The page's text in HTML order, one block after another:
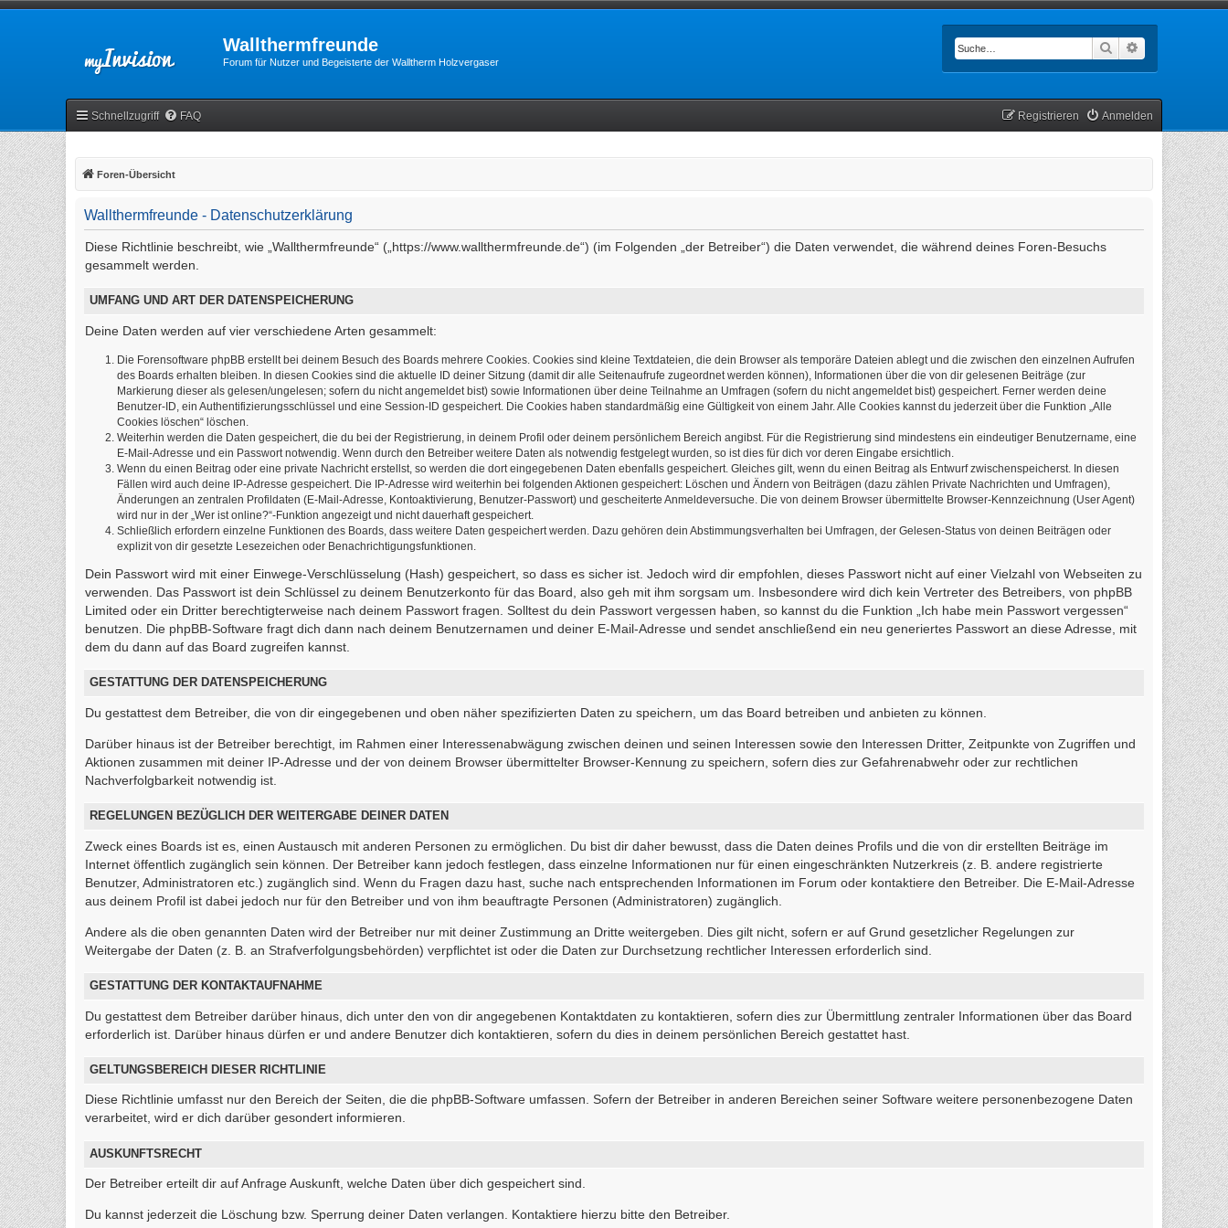
Wallthermfreunde
Forum für Nutzer und Begeisterte der Walltherm Holzvergaser
Suche
Schnellzugriff FAQ Anmelden
Registrieren
Foren-Übersicht
Wallthermfreunde - Datenschutzerklärung
Diese Richtlinie beschreibt, wie „Wallthermfreunde“ („https://www.wallthermfreunde.de“) (im Folgenden „der Betreiber“) die Daten verwendet, die während deines Foren-Besuchs
gesammelt werden.
UMFANG UND ART DER DATENSPEICHERUNG
Deine Daten werden auf vier verschiedene Arten gesammelt:
Die Forensoftware phpBB erstellt bei deinem Besuch des Boards mehrere Cookies. Cookies sind kleine Textdateien, die dein Browser als temporäre Dateien ablegt und die zwischen den einzelnen Aufrufen
des Boards erhalten bleiben. In diesen Cookies sind die aktuelle ID deiner Sitzung (damit dir alle Seitenaufrufe zugeordnet werden können), Informationen über die von dir gelesenen Beiträge (zur
Markierung dieser als gelesen/ungelesen; sofern du nicht angemeldet bist) sowie Informationen über deine Teilnahme an Umfragen (sofern du nicht angemeldet bist) gespeichert. Ferner werden deine
Benutzer-ID, ein Authentifizierungsschlüssel und eine Session-ID gespeichert. Die Cookies haben standardmäßig eine Gültigkeit von einem Jahr. Alle Cookies kannst du jederzeit über die Funktion „Alle
Cookies löschen“ löschen.
Weiterhin werden die Daten gespeichert, die du bei der Registrierung, in deinem Profil oder deinem persönlichem Bereich angibst. Für die Registrierung sind mindestens ein eindeutiger Benutzername, eine
E-Mail-Adresse und ein Passwort notwendig. Wenn durch den Betreiber weitere Daten als notwendig festgelegt wurden, so ist dies für dich vor deren Eingabe ersichtlich.
Wenn du einen Beitrag oder eine private Nachricht erstellst, so werden die dort eingegebenen Daten ebenfalls gespeichert. Gleiches gilt, wenn du einen Beitrag als Entwurf zwischenspeicherst. In diesen
Fällen wird auch deine IP-Adresse gespeichert. Die IP-Adresse wird weiterhin bei folgenden Aktionen gespeichert: Löschen und Ändern von Beiträgen (dazu zählen Private Nachrichten und Umfragen),
Änderungen an zentralen Profildaten (E-Mail-Adresse, Kontoaktivierung, Benutzer-Passwort) und gescheiterte Anmeldeversuche. Die von deinem Browser übermittelte Browser-Kennzeichnung (User Agent)
wird nur in der „Wer ist online?“-Funktion angezeigt und nicht dauerhaft gespeichert.
Schließlich erfordern einzelne Funktionen des Boards, dass weitere Daten gespeichert werden. Dazu gehören dein Abstimmungsverhalten bei Umfragen, der Gelesen-Status von deinen Beiträgen oder
explizit von dir gesetzte Lesezeichen oder Benachrichtigungsfunktionen.
Dein Passwort wird mit einer Einwege-Verschlüsselung (Hash) gespeichert, so dass es sicher ist. Jedoch wird dir empfohlen, dieses Passwort nicht auf einer Vielzahl von Webseiten zu
verwenden. Das Passwort ist dein Schlüssel zu deinem Benutzerkonto für das Board, also geh mit ihm sorgsam um. Insbesondere wird dich kein Vertreter des Betreibers, von phpBB
Limited oder ein Dritter berechtigterweise nach deinem Passwort fragen. Solltest du dein Passwort vergessen haben, so kannst du die Funktion „Ich habe mein Passwort vergessen“
benutzen. Die phpBB-Software fragt dich dann nach deinem Benutzernamen und deiner E-Mail-Adresse und sendet anschließend ein neu generiertes Passwort an diese Adresse, mit
dem du dann auf das Board zugreifen kannst.
GESTATTUNG DER DATENSPEICHERUNG
Du gestattest dem Betreiber, die von dir eingegebenen und oben näher spezifizierten Daten zu speichern, um das Board betreiben und anbieten zu können.
Darüber hinaus ist der Betreiber berechtigt, im Rahmen einer Interessenabwägung zwischen deinen und seinen Interessen sowie den Interessen Dritter, Zeitpunkte von Zugriffen und
Aktionen zusammen mit deiner IP-Adresse und der von deinem Browser übermittelter Browser-Kennung zu speichern, sofern dies zur Gefahrenabwehr oder zur rechtlichen
Nachverfolgbarkeit notwendig ist.
REGELUNGEN BEZÜGLICH DER WEITERGABE DEINER DATEN
Zweck eines Boards ist es, einen Austausch mit anderen Personen zu ermöglichen. Du bist dir daher bewusst, dass die Daten deines Profils und die von dir erstellten Beiträge im
Internet öffentlich zugänglich sein können. Der Betreiber kann jedoch festlegen, dass einzelne Informationen nur für einen eingeschränkten Nutzerkreis (z. B. andere registrierte
Benutzer, Administratoren etc.) zugänglich sind. Wenn du Fragen dazu hast, suche nach entsprechenden Informationen im Forum oder kontaktiere den Betreiber. Die E-Mail-Adresse
aus deinem Profil ist dabei jedoch nur für den Betreiber und von ihm beauftragte Personen (Administratoren) zugänglich.
Andere als die oben genannten Daten wird der Betreiber nur mit deiner Zustimmung an Dritte weitergeben. Dies gilt nicht, sofern er auf Grund gesetzlicher Regelungen zur
Weitergabe der Daten (z. B. an Strafverfolgungsbehörden) verpflichtet ist oder die Daten zur Durchsetzung rechtlicher Interessen erforderlich sind.
GESTATTUNG DER KONTAKTAUFNAHME
Du gestattest dem Betreiber darüber hinaus, dich unter den von dir angegebenen Kontaktdaten zu kontaktieren, sofern dies zur Übermittlung zentraler Informationen über das Board
erforderlich ist. Darüber hinaus dürfen er und andere Benutzer dich kontaktieren, sofern du dies in deinem persönlichen Bereich gestattet hast.
GELTUNGSBEREICH DIESER RICHTLINIE
Diese Richtlinie umfasst nur den Bereich der Seiten, die die phpBB-Software umfassen. Sofern der Betreiber in anderen Bereichen seiner Software weitere personenbezogene Daten
verarbeitet, wird er dich darüber gesondert informieren.
AUSKUNFTSRECHT
Der Betreiber erteilt dir auf Anfrage Auskunft, welche Daten über dich gespeichert sind.
Du kannst jederzeit die Löschung bzw. Sperrung deiner Daten verlangen. Kontaktiere hierzu bitte den Betreiber.